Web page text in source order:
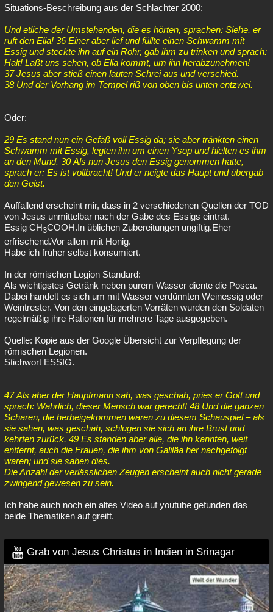
Situations-Beschreibung aus der Schlachter 2000:
Und etliche der Umstehenden, die es hörten, sprachen: Siehe, er
ruft den Elia! 36 Einer aber lief und füllte einen Schwamm mit
Essig und steckte ihn auf ein Rohr, gab ihm zu trinken und sprach:
Halt! Laßt uns sehen, ob Elia kommt, um ihn herabzunehmen!
37 Jesus aber stieß einen lauten Schrei aus und verschied.
38 Und der Vorhang im Tempel riß von oben bis unten entzwei.
Oder:
29 Es stand nun ein Gefäß voll Essig da; sie aber tränkten einen
Schwamm mit Essig, legten ihn um einen Ysop und hielten es ihm
an den Mund. 30 Als nun Jesus den Essig genommen hatte,
sprach er: Es ist vollbracht! Und er neigte das Haupt und übergab
den Geist.
Auffallend erscheint mir, dass in 2 verschiedenen Quellen der TOD
von Jesus unmittelbar nach der Gabe des Essigs eintrat.
Essig CH3COOH.In üblichen Zubereitungen ungiftig.Eher
erfrischend.Vor allem mit Honig.
Habe ich früher selbst konsumiert.
In der römischen Legion Standard:
Als wichtigstes Getränk neben purem Wasser diente die Posca.
Dabei handelt es sich um mit Wasser verdünnten Weinessig oder
Weintrester. Von den eingelagerten Vorräten wurden den Soldaten
regelmäßig ihre Rationen für mehrere Tage ausgegeben.
Quelle: Kopie aus der Google Übersicht zur Verpflegung der
römischen Legionen.
Stichwort ESSIG.
47 Als aber der Hauptmann sah, was geschah, pries er Gott und
sprach: Wahrlich, dieser Mensch war gerecht! 48 Und die ganzen
Scharen, die herbeigekommen waren zu diesem Schauspiel – als
sie sahen, was geschah, schlugen sie sich an ihre Brust und
kehrten zurück. 49 Es standen aber alle, die ihn kannten, weit
entfernt, auch die Frauen, die ihm von Galiläa her nachgefolgt
waren; und sie sahen dies.
Die Anzahl der verlässlichen Zeugen erscheint auch nicht gerade
zwingend gewesen zu sein.
Ich habe auch noch ein altes Video auf youtube gefunden das
beide Thematiken auf greift.
Grab von Jesus Christus in Indien in Srinagar